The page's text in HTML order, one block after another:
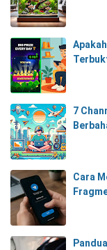
7
Cara